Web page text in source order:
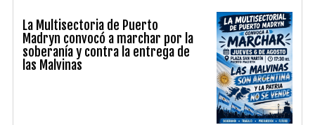
La Multisectoria de Puerto
Madryn convocó a marchar por la
soberanía y contra la entrega de
las Malvinas